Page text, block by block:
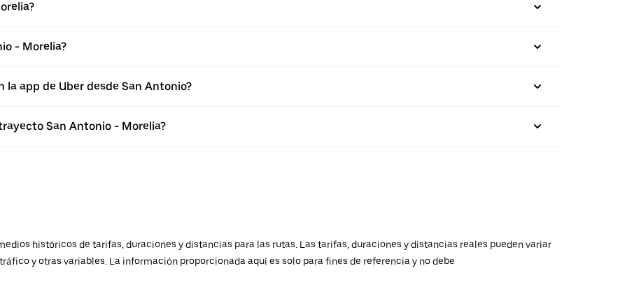
- Morelia?
app de Uber desde San Antonio?
San Antonio - Morelia?
históricos de tarifas, duraciones y distancias para las rutas. Las tarifas, duraciones y distancias reales pueden variar
y otras variables. La información proporcionada aquí es solo para fines de referencia y no debe